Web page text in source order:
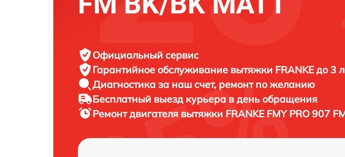
Официальный сервис
Гарантийное обслуживание вытяжки FRANKE до 3
Диагностика за наш счет, ремонт по желанию
Бесплатный выезд курьера в день обращения
Ремонт двигателя вытяжки FRANKE FMY PRO 907